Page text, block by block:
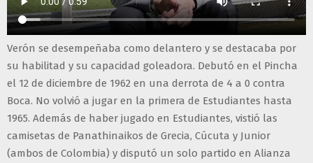
Verón se desempeñaba como delantero y se destacaba por
su habilitad y su capacidad goleadora. Debutó en el Pincha
el 12 de diciembre de 1962 en una derrota de 4 a 0 contra
Boca. No volvió a jugar en la primera de Estudiantes hasta
1965. Además de haber jugado en Estudiantes, vistió las
camisetas de Panathinaikos de Grecia, Cúcuta y Junior
(ambos de Colombia) y disputó un solo partido en Alianza